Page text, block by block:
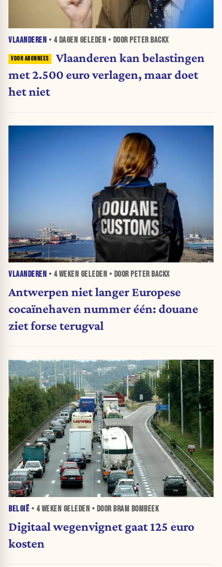
VLAANDEREN • 4 DAGEN GELEDEN • DOOR PETER BACKX
Vlaanderen kan belastingen
met 2.500 euro verlagen, maar doet
het niet
VLAANDEREN • 4 WEKEN GELEDEN • DOOR PETER BACKX
Antwerpen niet langer Europese
cocaïnehaven nummer één: douane
ziet forse terugval
BELGIË • 4 WEKEN GELEDEN • DOOR BRAM BOMBEEK
Digitaal wegenvignet gaat 125 euro
kosten